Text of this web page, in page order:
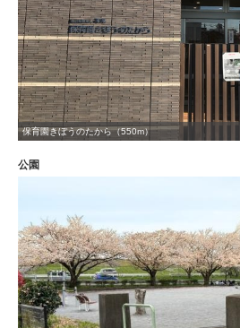
保育園きぼうのたから（550m）
公園